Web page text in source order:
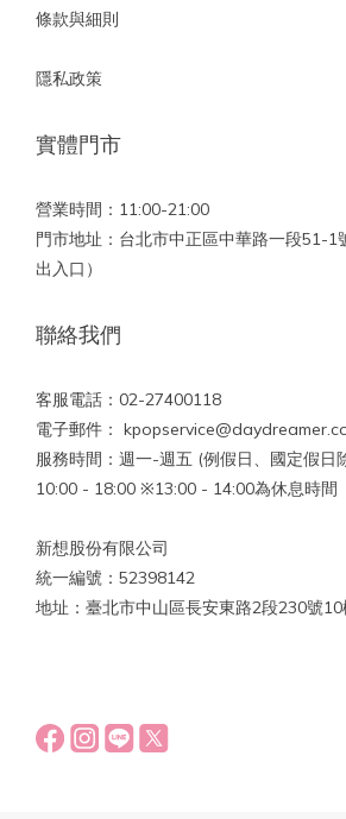
條款與細則
隱私政策
實體門市
營業時間：11:00-21:00
門市地址：台北市中正區中華路一段51-1
出入口）
聯絡我們
客服電話：02-27400118
電子郵件：
服務時間：週一-週五 (例假日、國定假日
10:00 - 18:00 ※13:00 - 14:00為休息時間
新想股份有限公司
統一編號：52398142
地址：臺北市中山區長安東路2段230號10